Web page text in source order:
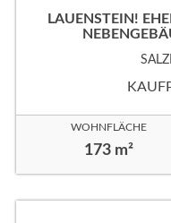
LAUENSTEIN!
WOHNFLÄCHE
173 m²